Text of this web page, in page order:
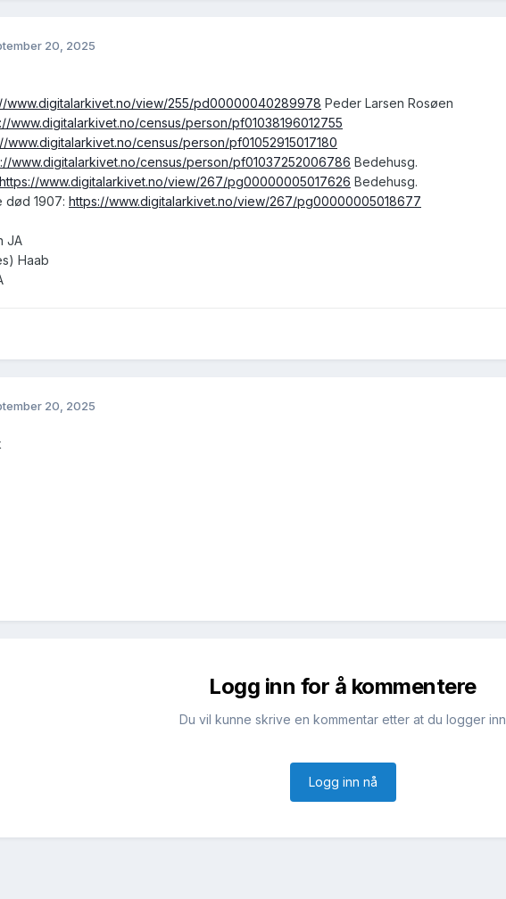
20, 2025
www.digitalarkivet.no/view/255/pd00000040289978 Peder Larsen Rosøen
www.digitalarkivet.no/census/person/pf01038196012755
www.digitalarkivet.no/census/person/pf01052915017180
www.digitalarkivet.no/census/person/pf01037252006786 Bedehusg.
https://www.digitalarkivet.no/view/267/pg00000005017626 Bedehusg.
død 1907: https://www.digitalarkivet.no/view/267/pg00000005018677
JA
Haab
20, 2025
Logg inn for å kommentere
Du vil kunne skrive en kommentar etter at du logger inn
Logg inn nå